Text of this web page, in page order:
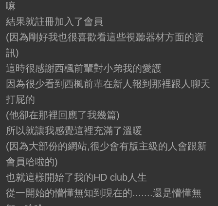
嘛
結果就註冊加入了會員
(因為剛好我也很喜歡看這些視聽器材方面的資
訊)
這時很感謝西楓前輩對小弟我的愛護
因為很少看到西楓前輩在新人報到那裡跟人聊天
打屁的
(他卻在那裡回應了我幾篇)
所以就讓我感覺這裡充滿了溫暖
(因為大部份的網站,很少會有版主級的人會跟新
會員哈啦的)
也就這樣開始了我的HD club人生
從一開始的懵懂無知到現在的.......還是懵懂無